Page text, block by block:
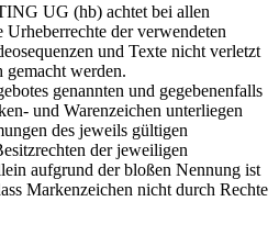
UG (hb) achtet bei allen
der verwendeten
und Texte nicht verletzt
werden.
genannten und gegebenenfalls
und Warenzeichen unterliegen
des jeweils gültigen
der jeweiligen
aufgrund der bloßen Nennung ist
Markenzeichen nicht durch Rechte